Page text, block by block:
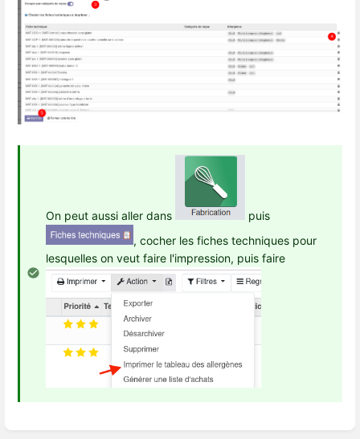
On peut aussi aller dans
puis
, cocher les fiches techniques pour
lesquelles on veut faire l'impression, puis faire